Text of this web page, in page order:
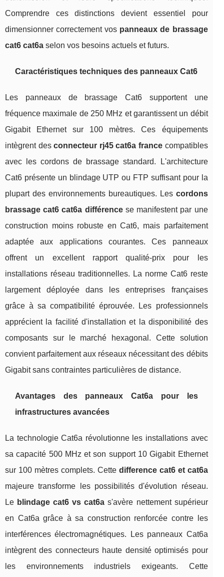
Comprendre ces distinctions devient essentiel pour
dimensionner correctement vos panneaux de brassage
cat6 cat6a selon vos besoins actuels et futurs.
Caractéristiques techniques des panneaux Cat6
Les panneaux de brassage Cat6 supportent une
fréquence maximale de 250 MHz et garantissent un débit
Gigabit Ethernet sur 100 mètres. Ces équipements
intègrent desconnecteur rj45 cat6a france compatibles
avec les cordons de brassage standard. L'architecture
Cat6 présente un blindage UTP ou FTP suffisant pour la
plupart des environnements bureautiques. Les cordons
brassage cat6 cat6a différencese manifestent par une
construction moins robuste en Cat6, mais parfaitement
adaptée aux applications courantes. Ces panneaux
offrent un excellent rapport qualité-prix pour les
installations réseau traditionnelles. La norme Cat6 reste
largement déployée dans les entreprises françaises
grâce à sa compatibilité éprouvée. Les professionnels
apprécient la facilité d'installation et la disponibilité des
composants sur le marché hexagonal. Cette solution
convient parfaitement aux réseaux nécessitant des débits
Gigabit sans contraintes particulières de distance.
Avantages des panneaux Cat6a pour les
infrastructures avancées
La technologie Cat6a révolutionne les installations avec
sa capacité 500 MHz et son support 10 Gigabit Ethernet
sur 100 mètres complets. Cette difference cat6 et cat6a
majeure transforme les possibilités d'évolution réseau.
Le blindage cat6 vs cat6a s'avère nettement supérieur
en Cat6a grâce à sa construction renforcée contre les
interférences électromagnétiques. Les panneaux Cat6a
intègrent des connecteurs haute densité optimisés pour
les environnements industriels exigeants. Cette